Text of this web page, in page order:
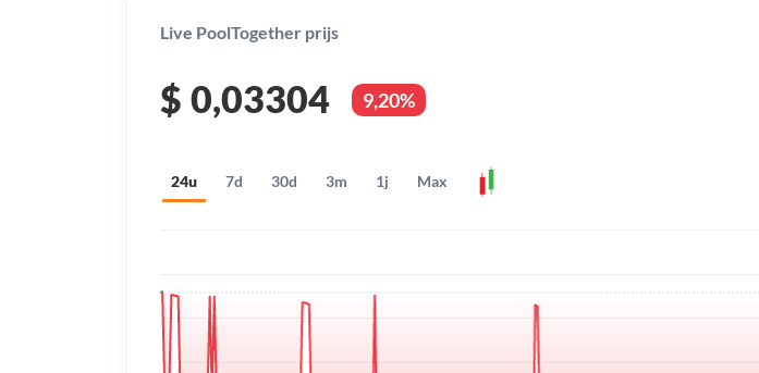
Live PoolTogether prijs
$ 0,03304 9,20%
24u 7d 30d 3m 1j Max